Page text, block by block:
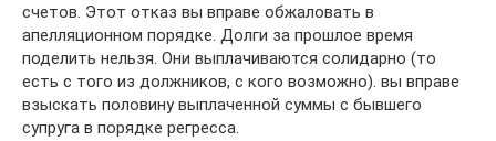
счетов. Этот отказ вы вправе обжаловать в
апелляционном порядке. Долги за прошлое время
поделить нельзя. Они выплачиваются солидарно (то
есть с того из должников, с кого возможно). вы вправе
взыскать половину выплаченной суммы с бывшего
супруга в порядке регресса.